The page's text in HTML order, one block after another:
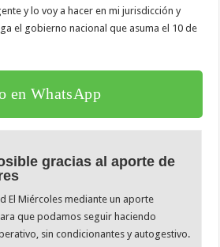
y lo voy a hacer en mi jurisdicción y
el gobierno nacional que asuma el 10 de
en WhatsApp
gracias al aporte de
El Miércoles mediante un aporte
que podamos seguir haciendo
sin condicionantes y autogestivo.